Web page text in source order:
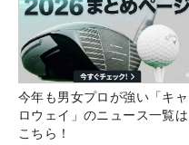
今年も男女プロが強い「キャ
ロウェイ」のニュース一覧は
こちら！